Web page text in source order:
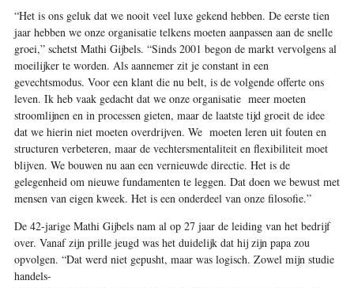
“Het is ons geluk dat we nooit veel luxe gekend hebben. De eerste tien
jaar hebben we onze organisatie telkens moeten aanpassen aan de snelle
groei,” schetst Mathi Gijbels. “Sinds 2001 begon de markt vervolgens al
moeilijker te worden. Als aannemer zit je constant in een
gevechtsmodus. Voor een klant die nu belt, is de volgende offerte ons
leven. Ik heb vaak gedacht dat we onze organisatie meer moeten
stroomlijnen en in processen gieten, maar de laatste tijd groeit de idee
dat we hierin niet moeten overdrijven. We moeten leren uit fouten en
structuren verbeteren, maar de vechtersmentaliteit en flexibiliteit moet
blijven. We bouwen nu aan een vernieuwde directie. Het is de
gelegenheid om nieuwe fundamenten te leggen. Dat doen we bewust met
mensen van eigen kweek. Het is een onderdeel van onze filosofie.”
De 42-jarige Mathi Gijbels nam al op 27 jaar de leiding van het bedrijf
over. Vanaf zijn prille jeugd was het duidelijk dat hij zijn papa zou
opvolgen. “Dat werd niet gepusht, maar was logisch. Zowel mijn studie
handels-